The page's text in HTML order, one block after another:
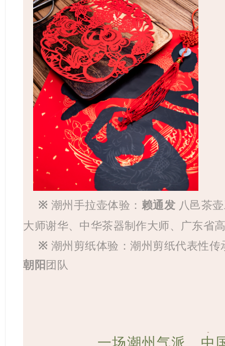
※ 潮州手拉壶体验： 赖通发 八邑茶
大师谢华、中华茶器制作大师、广东省
※ 潮州剪纸体验：潮州剪纸代表性传
朝阳 团队
一场潮州气派、中